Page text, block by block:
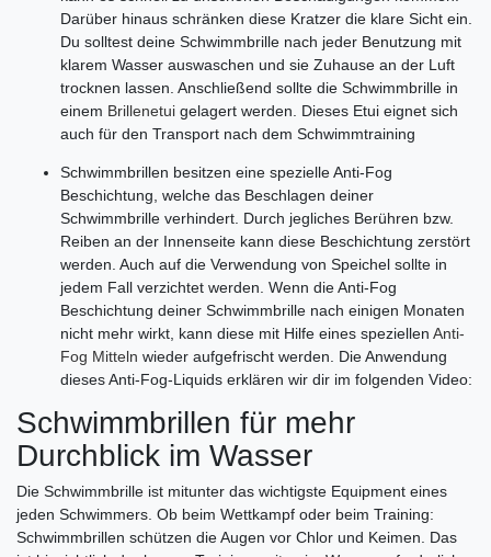
Darüber hinaus schränken diese Kratzer die klare Sicht ein.
Du solltest deine Schwimmbrille nach jeder Benutzung mit
klarem Wasser auswaschen und sie Zuhause an der Luft
trocknen lassen. Anschließend sollte die Schwimmbrille in
einem Brillenetui gelagert werden. Dieses Etui eignet sich
auch für den Transport nach dem Schwimmtraining
Schwimmbrillen besitzen eine spezielle Anti-Fog
Beschichtung, welche das Beschlagen deiner
Schwimmbrille verhindert. Durch jegliches Berühren bzw.
Reiben an der Innenseite kann diese Beschichtung zerstört
werden. Auch auf die Verwendung von Speichel sollte in
jedem Fall verzichtet werden. Wenn die Anti-Fog
Beschichtung deiner Schwimmbrille nach einigen Monaten
nicht mehr wirkt, kann diese mit Hilfe eines speziellen Anti-
Fog Mitteln wieder aufgefrischt werden. Die Anwendung
dieses Anti-Fog-Liquids erklären wir dir im folgenden Video:
Schwimmbrillen für mehr
Durchblick im Wasser
Die Schwimmbrille ist mitunter das wichtigste Equipment eines
jeden Schwimmers. Ob beim Wettkampf oder beim Training:
Schwimmbrillen schützen die Augen vor Chlor und Keimen. Das